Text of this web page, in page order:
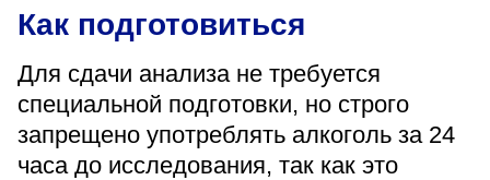
Как подготовиться
Для сдачи анализа не требуется
специальной подготовки, но строго
запрещено употреблять алкоголь за 24
часа до исследования, так как это